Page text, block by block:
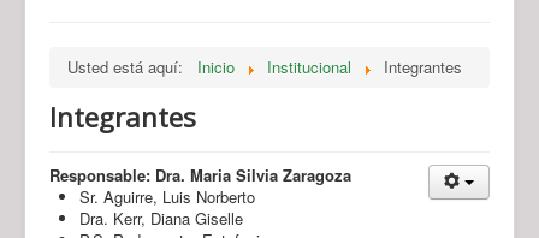
Legislación
Novedades
Recursos y Servicios de Atención
Usted está aquí: Inicio Institucional Integrantes
Integrantes
Responsable: Dra. Maria Silvia Zaragoza
Sr. Aguirre, Luis Norberto
Dra. Kerr, Diana Giselle